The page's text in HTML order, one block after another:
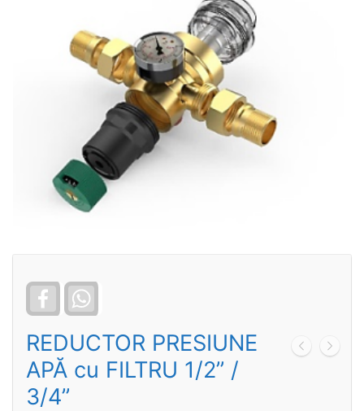
Facebook
REDUCTOR PRESIUNE
APĂ cu FILTRU 1/2” /
3/4”